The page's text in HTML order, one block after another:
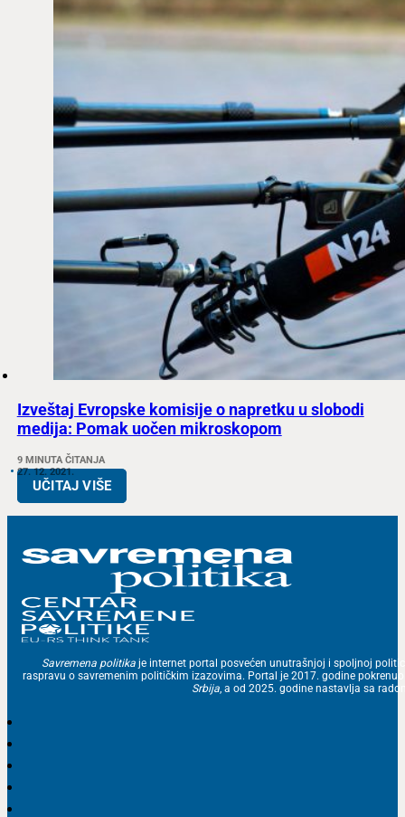
Izveštaj Evropske komisije o napretku u slobodi
medija: Pomak uočen mikroskopom
9 MINUTA ČITANJA
27. 12. 2021.
UČITAJ VIŠE
Savremena politika je internet portal posvećen unutrašnjoj i spoljnoj
raspravu o savremenim političkim izazovima. Portal je 2017. godine
Srbija, a od 2025. godine nastavlja sa